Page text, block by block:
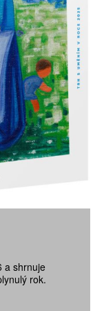
a shrnuje
rok.